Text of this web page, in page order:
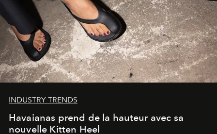
INDUSTRY TRENDS
Havaianas prend de la hauteur avec sa
nouvelle Kitten Heel